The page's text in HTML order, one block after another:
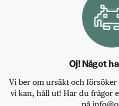
Oj! Något
Vi ber om ursäkt och
vi kan, håll ut! Har du frågor